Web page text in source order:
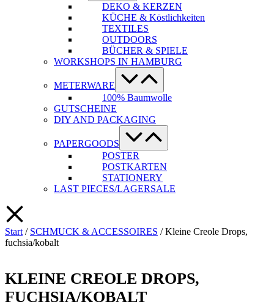
DEKO & KERZEN
KÜCHE & Köstlichkeiten
TEXTILES
OUTDOORS
BÜCHER & SPIELE
WORKSHOPS IN HAMBURG
METERWARE
Menü-
Schalter
100% Baumwolle
GUTSCHEINE
DIY AND PACKAGING
PAPERGOODS
Menü-
Schalter
POSTER
POSTKARTEN
STATIONERY
LAST PIECES/LAGERSALE
Start / SCHMUCK & ACCESSOIRES / Kleine Creole Drops,
fuchsia/kobalt
KLEINE CREOLE DROPS,
FUCHSIA/KOBALT